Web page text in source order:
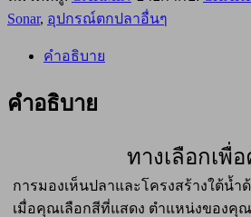
Sonar, อุปกรณ์ตกปลาอื่นๆ
คำอธิบาย
คำอธิบาย
ทางเลือกเพื่
การมองเห็นปลาและโครงสร้างใต้น้ำ
เมื่อคุณเลือกสีที่แสดง ตำแหน่งของคุ